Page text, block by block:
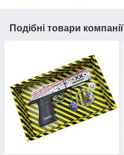
Подібні товари компанії